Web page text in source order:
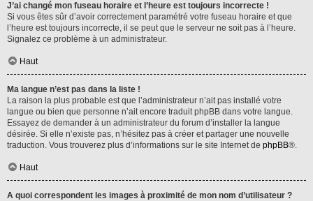
J’ai changé mon fuseau horaire et l’heure est toujours incorrecte !
Si vous êtes sûr d’avoir correctement paramétré votre fuseau horaire et que
l’heure est toujours incorrecte, il se peut que le serveur ne soit pas à l’heure.
Signalez ce problème à un administrateur.
Haut
Ma langue n’est pas dans la liste !
La raison la plus probable est que l’administrateur n’ait pas installé votre
langue ou bien que personne n’ait encore traduit phpBB dans votre langue.
Essayez de demander à un administrateur du forum d’installer la langue
désirée. Si elle n’existe pas, n’hésitez pas à créer et partager une nouvelle
traduction. Vous trouverez plus d’informations sur le site Internet de phpBB®.
Haut
A quoi correspondent les images à proximité de mon nom d’utilisateur ?